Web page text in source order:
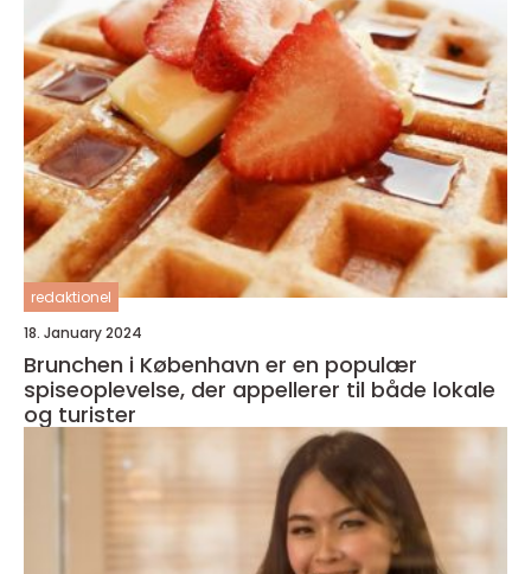
redaktionel
18. January 2024
Brunchen i København er en populær
spiseoplevelse, der appellerer til både lokale
og turister